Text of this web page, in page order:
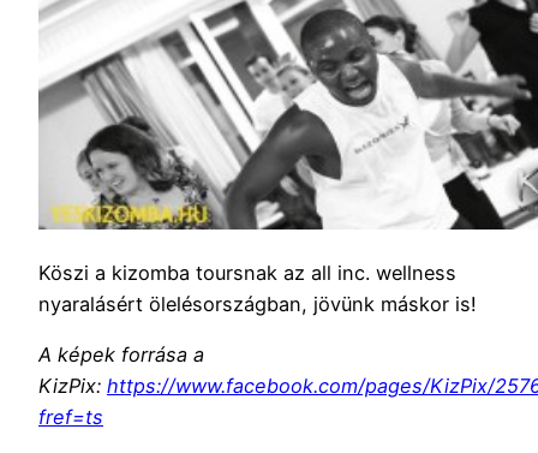
Köszi a kizomba toursnak az all inc. wellness
nyaralásért ölelésországban, jövünk máskor is!
A képek forrása a
KizPix: https://www.facebook.com/pages/KizPix/
fref=ts